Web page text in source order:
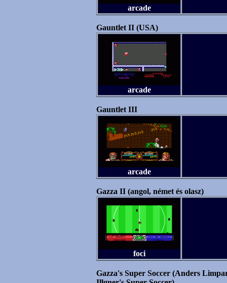
arcade
Gauntlet II (USA)
arcade
Gauntlet III
arcade
Gazza II (angol, német és olasz)
foci
Gazza's Super Soccer (Anders